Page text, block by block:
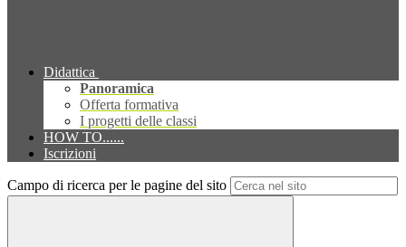
Didattica
Panoramica
Offerta formativa
I progetti delle classi
HOW TO......
Iscrizioni
Campo di ricerca per le pagine del sito